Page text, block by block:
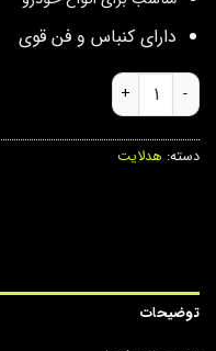
دارای کنباس و فن قوی
هدلایت رادیاتوری T70 عدد
دسته: هدلایت
توضیحات